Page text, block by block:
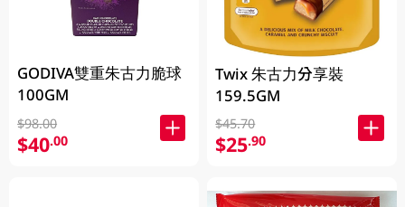
GODIVA雙重朱古力脆球
100GM
$98.00
$40.00
Twix 朱古力分享裝
159.5GM
$45.70
$25.90